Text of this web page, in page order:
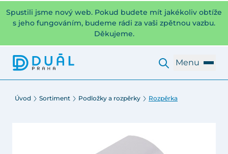
Spustili jsme nový web. Pokud budete mít jakékoliv obtíže
s jeho fungováním, budeme rádi za vaši zpětnou vazbu.
Děkujeme.
Menu
Úvod Sortiment Podložky a rozpěrky Rozpěrka